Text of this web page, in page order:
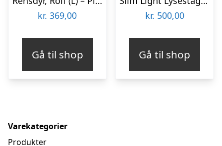
kr. 369,00
Gå til shop
kr. 500,00
Gå til shop
Varekategorier
Produkter